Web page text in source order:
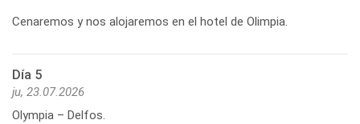
Cenaremos y nos alojaremos en el hotel de Olimpia.
Día 5
ju, 23.07.2026
Olympia – Delfos.